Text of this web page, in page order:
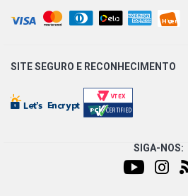
SITE SEGURO E RECONHECIMENTO
SIGA-NOS: